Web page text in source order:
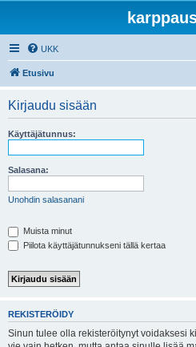
UKK
Etusivu
Kirjaudu sisään
Käyttäjätunnus:
Salasana:
Unohdin salasanani
Muista minut
Piilota käyttäjätunnukseni tällä kertaa
REKISTERÖIDY
Sinun tulee olla rekisteröitynyt voidaksesi